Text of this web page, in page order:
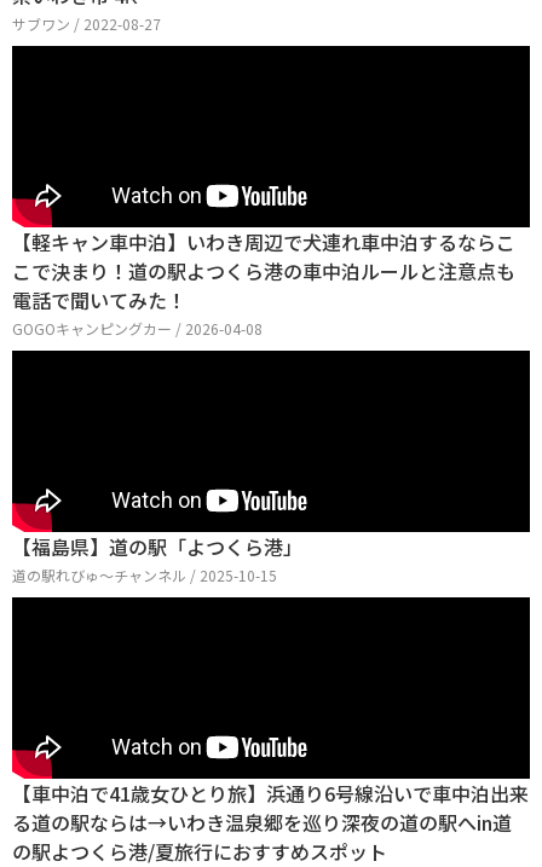
サブワン / 2022-08-27
【軽キャン車中泊】いわき周辺で犬連れ車中泊するならこ
こで決まり！道の駅よつくら港の車中泊ルールと注意点も
電話で聞いてみた！
GOGOキャンピングカー / 2026-04-08
【福島県】道の駅「よつくら港」
道の駅れびゅ〜チャンネル / 2025-10-15
【車中泊で41歳女ひとり旅】浜通り6号線沿いで車中泊出来
る道の駅ならは→いわき温泉郷を巡り深夜の道の駅へin道
の駅よつくら港/夏旅行におすすめスポット